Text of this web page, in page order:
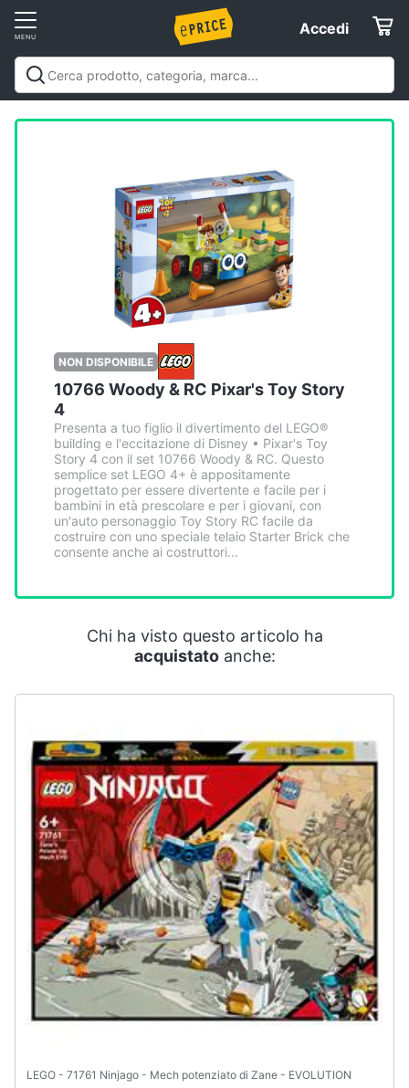
Accedi
Accedi
Informatica
Cinema
Smart
home
Videogiochi
Audio
e
Giardinaggio
Salute
e
igiene
Beauty
Giocattoli
Prima
infanzia
Fotografia
NON DISPONIBILE
10766 Woody & RC Pixar's Toy Story
4
Presenta a tuo figlio il divertimento del LEGO®
building e l'eccitazione di Disney • Pixar's Toy
Story 4 con il set 10766 Woody & RC. Questo
semplice set LEGO 4+ è appositamente
progettato per essere divertente e facile per i
bambini in età prescolare e per i giovani, con
un'auto personaggio Toy Story RC facile da
costruire con uno speciale telaio Starter Brick che
consente anche ai costruttori...
Chi ha visto questo articolo ha
acquistatoanche:
LEGO - 71761 Ninjago - Mech potenziato di Zane - EVOLUTION